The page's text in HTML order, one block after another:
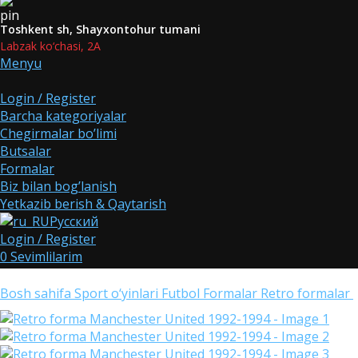
Toshkent sh, Shayxontohur tumani
Labzak ko‘chasi, 2A
Menyu
Login / Register
Barcha kategoriyalar
Chegirmalar bo’limi
Butsalar
Formalar
Biz bilan bog’lanish
Yetkazib berish & Qaytarish
Русский
Login / Register
0 Sevimlilarim
0items0UZS
Qidirish
Bosh sahifa Sport o‘yinlari Futbol Formalar Retro formalar